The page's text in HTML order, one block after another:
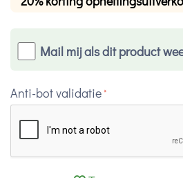
Mail mij als dit product
Anti-bot validatie